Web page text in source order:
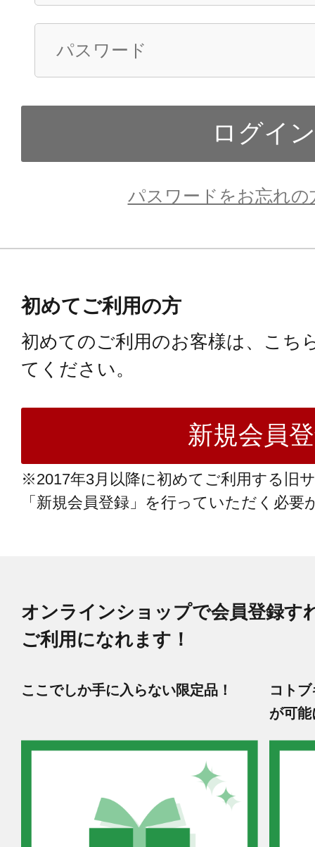
パスワードをお忘れの
初めてご利用の方
初めてのご利用のお客様は、こち
てください。
※2017年3月以降に初めてご利用する旧
「新規会員登録」を行っていただく必要
オンラインショップで会員登録す
ご利用になれます！
ここでしか手に入らない限定品！
コト
が可能